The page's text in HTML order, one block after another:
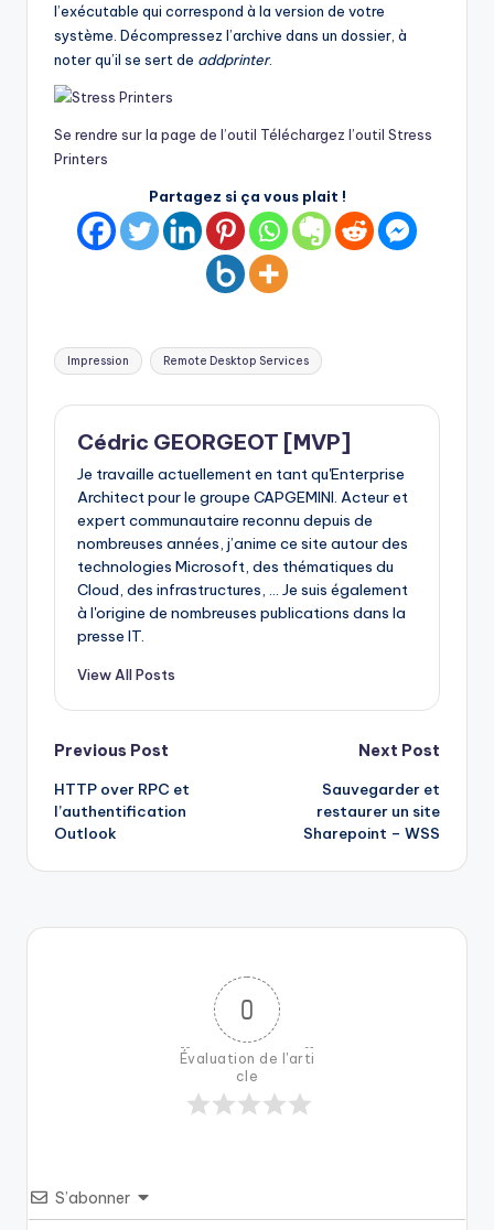
l’exécutable qui correspond à la version de votre
système. Décompressez l’archive dans un dossier, à
noter qu’il se sert de addprinter.
Se rendre sur la page de l’outil Téléchargez l’outil Stress
Printers
Partagez si ça vous plait !
Tags:
Impression Remote Desktop Services
Cédric GEORGEOT [MVP]
Je travaille actuellement en tant qu'Enterprise
Architect pour le groupe CAPGEMINI. Acteur et
expert communautaire reconnu depuis de
nombreuses années, j’anime ce site autour des
technologies Microsoft, des thématiques du
Cloud, des infrastructures, ... Je suis également
à l'origine de nombreuses publications dans la
presse IT.
View All Posts
Post
navigation
Previous Post
HTTP over RPC et
l’authentification
Outlook
Next Post
Sauvegarder et
restaurer un site
Sharepoint – WSS
0
Évaluation de l'arti
cle
S’abonner